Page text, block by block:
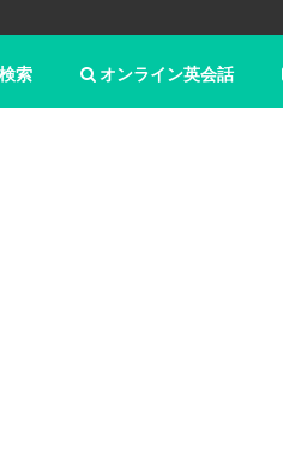
オンライン英会話
検索